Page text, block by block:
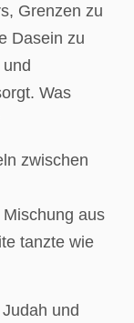
Grenzen zu
Dasein zu
Was
zwischen
aus
tanzte wie
und